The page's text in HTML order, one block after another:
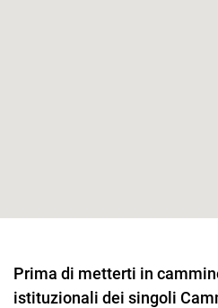
Prima di metterti in
istituzionali dei singoli